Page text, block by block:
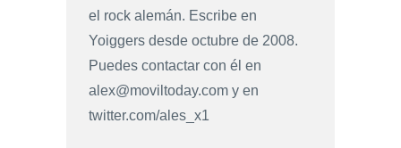
el rock alemán. Escribe en
Yoiggers desde octubre de 2008.
Puedes contactar con él en
alex@moviltoday.com y en
twitter.com/ales_x1